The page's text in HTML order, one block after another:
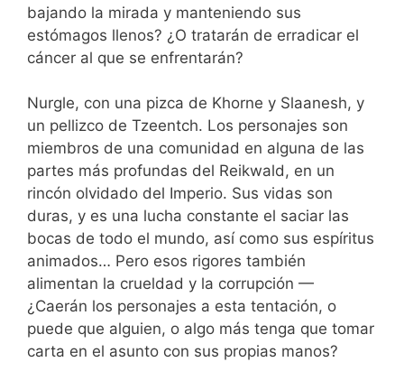
bajando la mirada y manteniendo sus
estómagos llenos? ¿O tratarán de erradicar el
cáncer al que se enfrentarán?
Nurgle, con una pizca de Khorne y Slaanesh, y
un pellizco de Tzeentch. Los personajes son
miembros de una comunidad en alguna de las
partes más profundas del Reikwald, en un
rincón olvidado del Imperio. Sus vidas son
duras, y es una lucha constante el saciar las
bocas de todo el mundo, así como sus espíritus
animados… Pero esos rigores también
alimentan la crueldad y la corrupción —
¿Caerán los personajes a esta tentación, o
puede que alguien, o algo más tenga que tomar
carta en el asunto con sus propias manos?